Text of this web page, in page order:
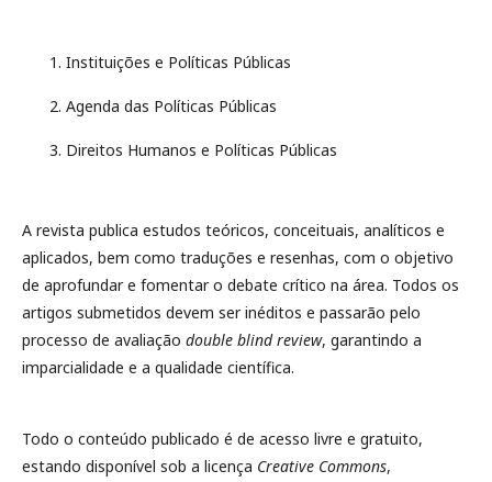
Instituições e Políticas Públicas
Agenda das Políticas Públicas
Direitos Humanos e Políticas Públicas
A revista publica estudos teóricos, conceituais, analíticos e
aplicados, bem como traduções e resenhas, com o objetivo
de aprofundar e fomentar o debate crítico na área. Todos os
artigos submetidos devem ser inéditos e passarão pelo
processo de avaliação double blind review, garantindo a
imparcialidade e a qualidade científica.
Todo o conteúdo publicado é de acesso livre e gratuito,
estando disponível sob a licença Creative Commons,